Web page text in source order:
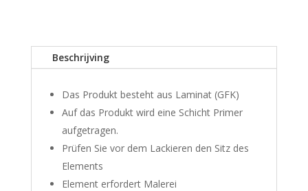
Beschrijving
Das Produkt besteht aus Laminat (GFK)
Auf das Produkt wird eine Schicht Primer
aufgetragen.
Prüfen Sie vor dem Lackieren den Sitz des
Elements
Element erfordert Malerei